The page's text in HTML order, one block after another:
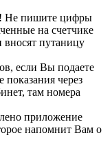
Не пишите цифры
на счетчике
путаницу
если Вы подаете
через
там номера
приложение
напомнит Вам о